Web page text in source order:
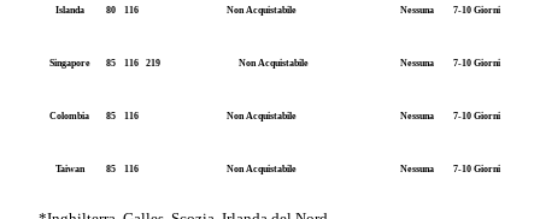
Islanda 80 116 Non Acquistabile Nessuna 7-10 Giorni
Singapore 85 116 219 Non Acquistabile Nessuna 7-10 Giorni
Colombia 85 116 Non Acquistabile Nessuna 7-10 Giorni
Taiwan 85 116 Non Acquistabile Nessuna 7-10 Giorni